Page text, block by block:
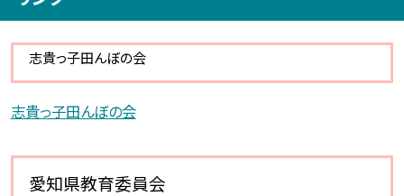
志貴っ子田んぼの会
志貴っ子田んぼの会
愛知県教育委員会